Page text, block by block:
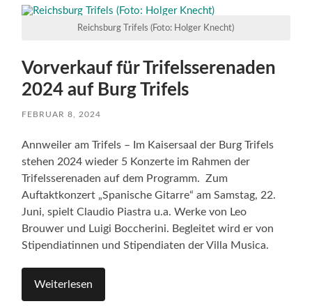
Reichsburg Trifels (Foto: Holger Knecht)
Vorverkauf für Trifelsserenaden
2024 auf Burg Trifels
FEBRUAR 8, 2024
Annweiler am Trifels – Im Kaisersaal der Burg Trifels
stehen 2024 wieder 5 Konzerte im Rahmen der
Trifelsserenaden auf dem Programm. Zum
Auftaktkonzert „Spanische Gitarre“ am Samstag, 22.
Juni, spielt Claudio Piastra u.a. Werke von Leo
Brouwer und Luigi Boccherini. Begleitet wird er von
Stipendiatinnen und Stipendiaten der Villa Musica.
Weiterlesen